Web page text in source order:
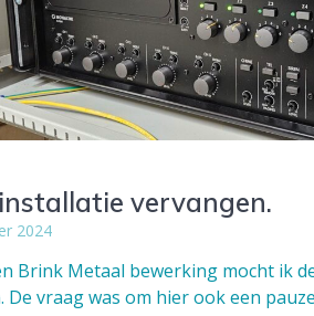
vervangen.
2024
Brink Metaal bewerking mocht ik
De vraag was om hier ook een